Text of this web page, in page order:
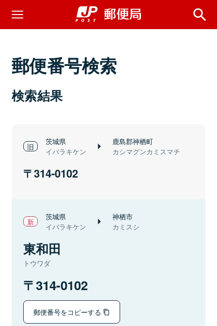
郵便番号検索
検索結果
茨城県
イバラキケン
鹿島郡神栖町
カシマグンカミスマチ
314-0102
茨城県
イバラキケン
神栖市
カミスシ
東和田
トウワダ
314-0102
郵便番号をコピーする